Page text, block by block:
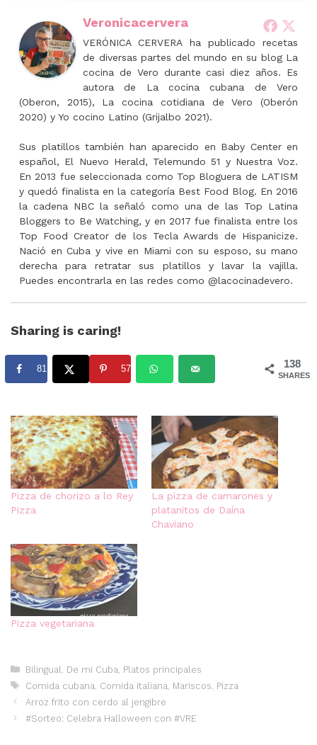
Veronicacervera
VERÓNICA CERVERA ha publicado recetas
de diversas partes del mundo en su blog La
cocina de Vero durante casi diez años. Es
autora de La cocina cubana de Vero
(Oberon, 2015), La cocina cotidiana de Vero (Oberón
2020) y Yo cocino Latino (Grijalbo 2021).
Sus platillos también han aparecido en Baby Center en
español, El Nuevo Herald, Telemundo 51 y Nuestra Voz.
En 2013 fue seleccionada como Top Bloguera de LATISM
y quedó finalista en la categoría Best Food Blog. En 2016
la cadena NBC la señaló como una de las Top Latina
Bloggers to Be Watching, y en 2017 fue finalista entre los
Top Food Creator de los Tecla Awards de Hispanicize.
Nació en Cuba y vive en Miami con su esposo, su mano
derecha para retratar sus platillos y lavar la vajilla.
Puedes encontrarla en las redes como @lacocinadevero.
Sharing is caring!
138
SHARES
81 57
Pizza de chorizo a lo Rey
Pizza
La pizza de camarones y
platanitos de Daína
Chaviano
Pizza vegetariana
Categorías
Bilingual De mi Cuba Platos principales
Etiquetas
Comida cubana Comida italiana Mariscos Pizza
Arroz frito con cerdo al jengibre
#Sorteo: Celebra Halloween con #VRE